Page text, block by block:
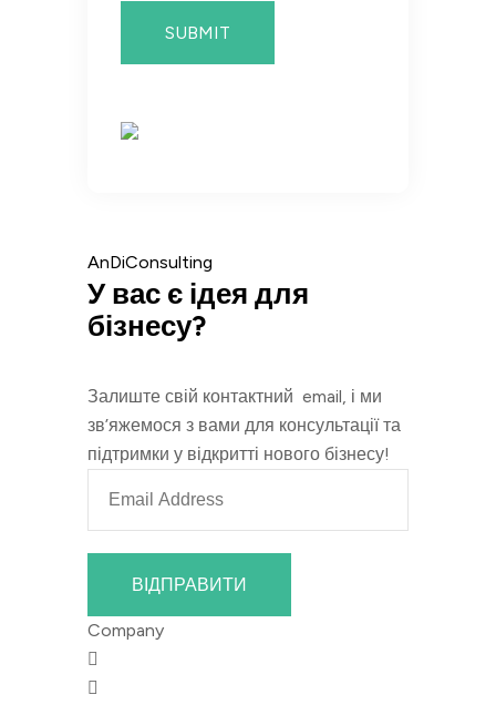
AnDiConsulting
У вас є ідея для
бізнесу?
Залиште свій контактний email, і ми
зв’яжемося з вами для консультації та
підтримки у відкритті нового бізнесу!
ВІДПРАВИТИ
Company